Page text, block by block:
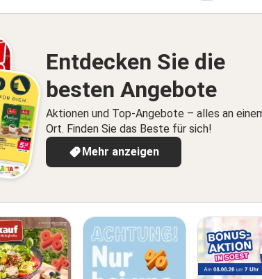
Entdecken Sie die
besten Angebote
Aktionen und Top-Angebote – alles an
Ort. Finden Sie das Beste für sich!
Mehr anzeigen